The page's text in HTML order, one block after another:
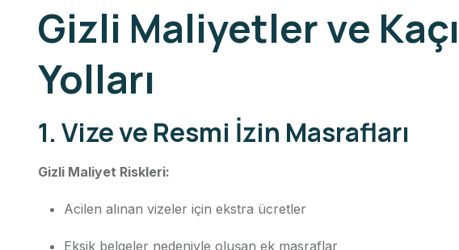
Gizli Maliyetler ve
Yolları
1. Vize ve Resmi İzin Masrafları
Gizli Maliyet Riskleri:
Acilen alınan vizeler için ekstra ücretler
Eksik belgeler nedeniyle oluşan ek masraflar